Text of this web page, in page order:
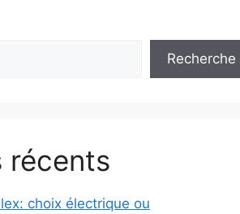
Recherche
récents
choix électrique ou